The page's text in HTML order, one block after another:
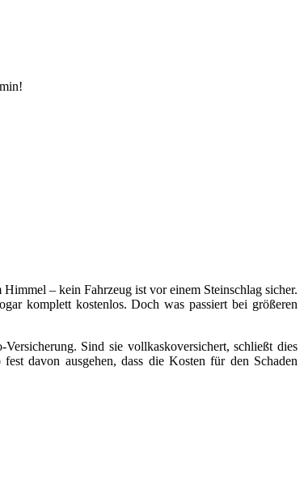
– kein Fahrzeug ist vor einem Steinschlag sicher.
komplett kostenlos. Doch was passiert bei größeren
Sind sie vollkaskoversichert, schließt dies
davon ausgehen, dass die Kosten für den Schaden